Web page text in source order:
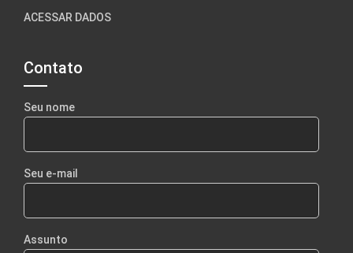
ACESSAR DADOS
Contato
Seu nome
Seu e-mail
Assunto